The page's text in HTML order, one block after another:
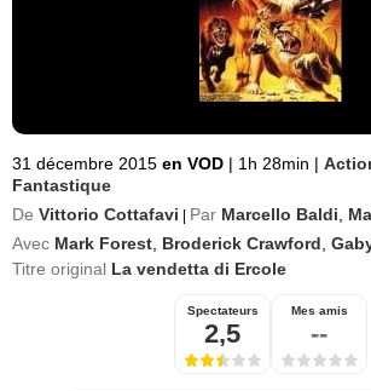
31 décembre 2015 en VOD | 1h 28min |
Fantastique
De Vittorio Cottafavi Par Marcello Baldi
Avec Mark Forest Broderick Crawford
Titre original La vendetta di Ercole
Spectateurs
2,5
Mes amis
--